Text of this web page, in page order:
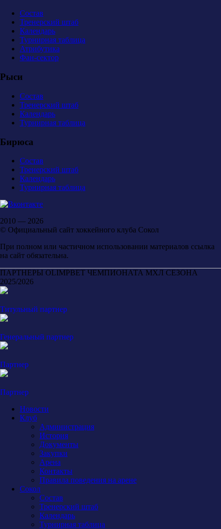
Состав
Тренерский штаб
Календарь
Турнирная таблица
Атрибутика
Фан-сектор
Рыси
Состав
Тренерский штаб
Календарь
Турнирная таблица
Бирюса
Состав
Тренерский штаб
Календарь
Турнирная таблица
2010 — 2026
© Официальный сайт хоккейного клуба Сокол
При полном или частичном использовании материалов ссылка
на сайт обязательна.
ПАРТНЕРЫ OLIMPBET ЧЕМПИОНАТА МХЛ СЕЗОНА
2025/2026
Титульный партнер
Генеральный партнер
Партнер
Партнер
Новости
Клуб
Администрация
История
Документы
Закупки
Арена
Контакты
Правила поведения на арене
Сокол
Состав
Тренерский штаб
Календарь
Турнирная таблица